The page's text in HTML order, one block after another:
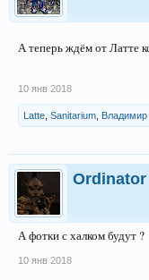
А теперь ждём от Латте
10 янв 2018
Latte Sanitarium Владимир
Ordinator
А фотки с халком будут ?
10 янв 2018